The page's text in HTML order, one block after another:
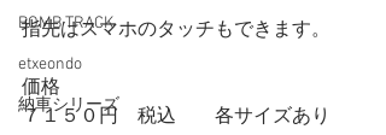
BOMB TRACK
etxeondo
納車シリーズ
指先はスマホのタッチもできます。
価格
７１５０円　税込　　各サイズあり